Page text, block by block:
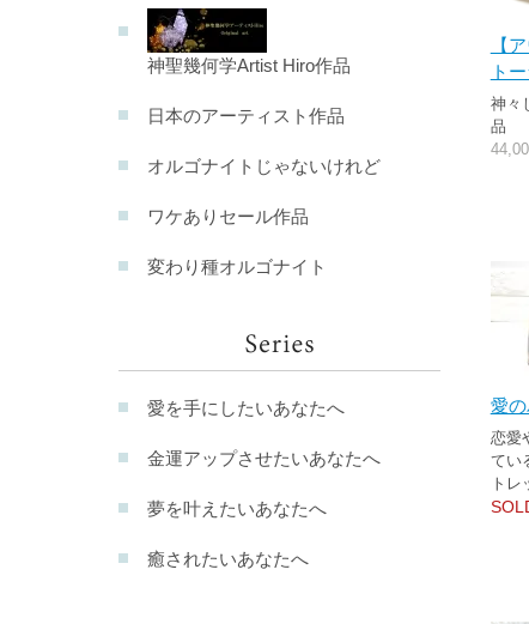
【
ト
神々
品
愛
恋愛
てい
トレ
神聖幾何学Artist Hiro作品
日本のアーティスト作品
オルゴナイトじゃないけれど
ワケありセール作品
変わり種オルゴナイト
愛を手にしたいあなたへ
金運アップさせたいあなたへ
夢を叶えたいあなたへ
癒されたいあなたへ